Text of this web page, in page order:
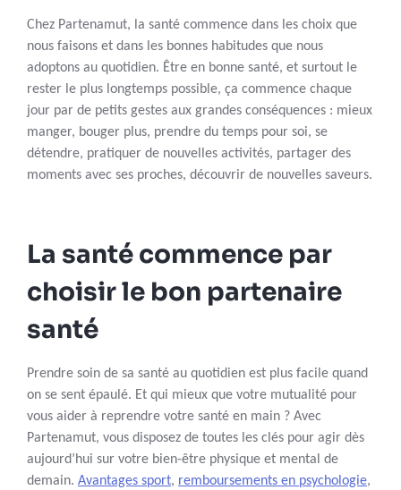
Chez Partenamut, la santé commence dans les choix que
nous faisons et dans les bonnes habitudes que nous
adoptons au quotidien. Être en bonne santé, et surtout le
rester le plus longtemps possible, ça commence chaque
jour par de petits gestes aux grandes conséquences : mieux
manger, bouger plus, prendre du temps pour soi, se
détendre, pratiquer de nouvelles activités, partager des
moments avec ses proches, découvrir de nouvelles saveurs.
La santé commence par
choisir le bon partenaire
santé
Prendre soin de sa santé au quotidien est plus facile quand
on se sent épaulé. Et qui mieux que votre mutualité pour
vous aider à reprendre votre santé en main ? Avec
Partenamut, vous disposez de toutes les clés pour agir dès
aujourd’hui sur votre bien-être physique et mental de
demain. Avantages sport, remboursements en psychologie,